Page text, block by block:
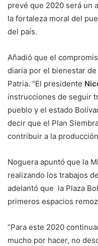
prevé que 2020 será un
la fortaleza moral del
del país.
Añadió que el
diaria por el bienestar
Patria. “El presidente
instrucciones de seguir
pueblo y el estado
decir que el Plan
contribuir a la
Noguera apuntó que la
realizando los trabajos
adelantó que la Plaza
primeros espacios
“Para este 2020
mucho por hacer, no